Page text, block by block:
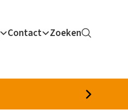
Contact Zoeken